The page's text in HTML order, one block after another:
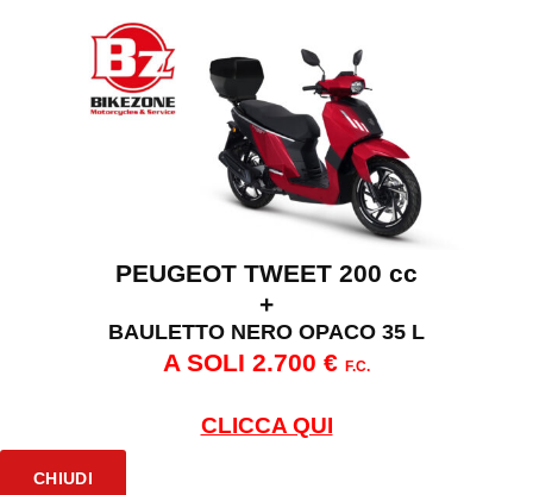
PEUGEOT TWEET 200 cc
+
BAULETTO NERO OPACO 35 L
A SOLI 2.700 € F.C.
CLICCA QUI
CHIUDI